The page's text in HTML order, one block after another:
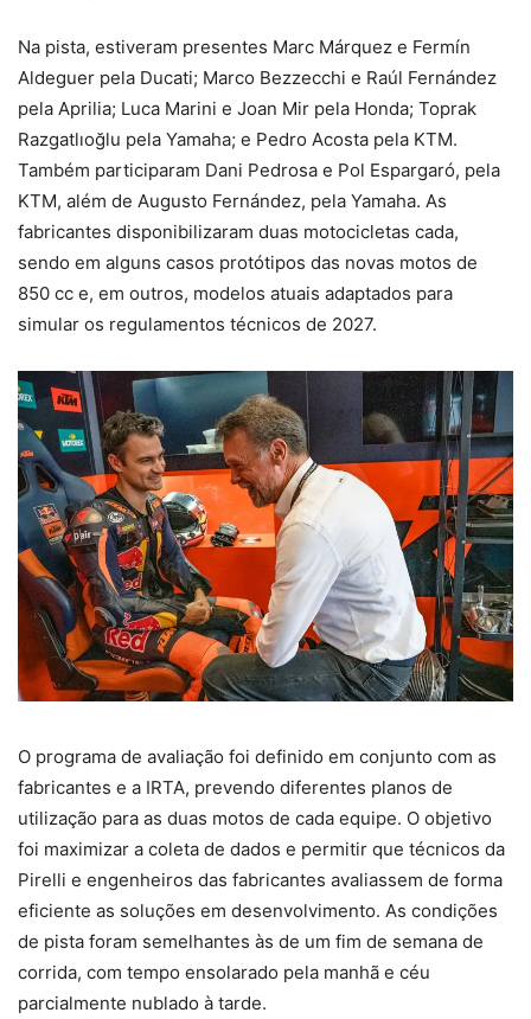
Na pista, estiveram presentes Marc Márquez e Fermín
Aldeguer pela Ducati; Marco Bezzecchi e Raúl Fernández
pela Aprilia; Luca Marini e Joan Mir pela Honda; Toprak
Razgatlıoğlu pela Yamaha; e Pedro Acosta pela KTM.
Também participaram Dani Pedrosa e Pol Espargaró, pela
KTM, além de Augusto Fernández, pela Yamaha. As
fabricantes disponibilizaram duas motocicletas cada,
sendo em alguns casos protótipos das novas motos de
850 cc e, em outros, modelos atuais adaptados para
simular os regulamentos técnicos de 2027.
O programa de avaliação foi definido em conjunto com as
fabricantes e a IRTA, prevendo diferentes planos de
utilização para as duas motos de cada equipe. O objetivo
foi maximizar a coleta de dados e permitir que técnicos da
Pirelli e engenheiros das fabricantes avaliassem de forma
eficiente as soluções em desenvolvimento. As condições
de pista foram semelhantes às de um fim de semana de
corrida, com tempo ensolarado pela manhã e céu
parcialmente nublado à tarde.